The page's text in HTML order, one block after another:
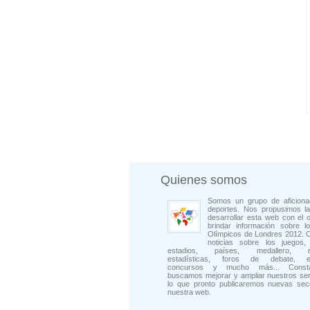
Quienes somos
Somos un grupo de
deportes. Nos propusimos
desarrollar esta web con el
brindar información sobre
Olímpicos de Londres 2012.
noticias sobre los juegos,
estadios, países, medallero,
estadísticas, foros de debate,
concursos y mucho más...
buscamos mejorar y ampliar nuestros
lo que pronto publicaremos nuevas
nuestra web.